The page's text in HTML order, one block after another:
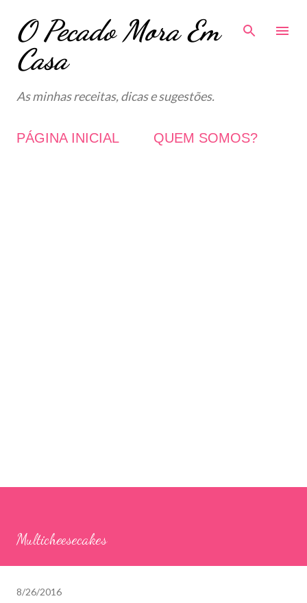
Avançar para o conteúdo principal
O Pecado Mora Em
Casa
As minhas receitas, dicas e sugestões.
PÁGINA INICIAL QUEM SOMOS?
Multicheesecakes
8/26/2016